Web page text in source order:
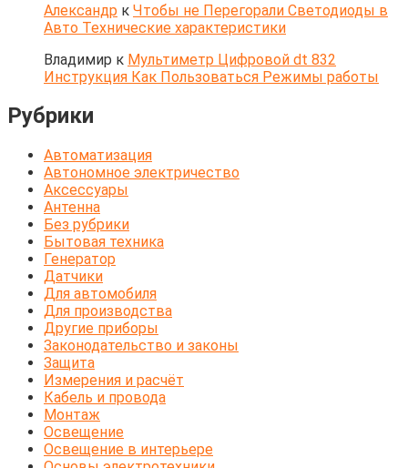
Александр к Чтобы не Перегорали Светодиоды в
Авто Технические характеристики
Владимир к Мультиметр Цифровой dt 832
Инструкция Как Пользоваться Режимы работы
Рубрики
Автоматизация
Автономное электричество
Аксессуары
Антенна
Без рубрики
Бытовая техника
Генератор
Датчики
Для автомобиля
Для производства
Другие приборы
Законодательство и законы
Защита
Измерения и расчёт
Кабель и провода
Монтаж
Освещение
Освещение в интерьере